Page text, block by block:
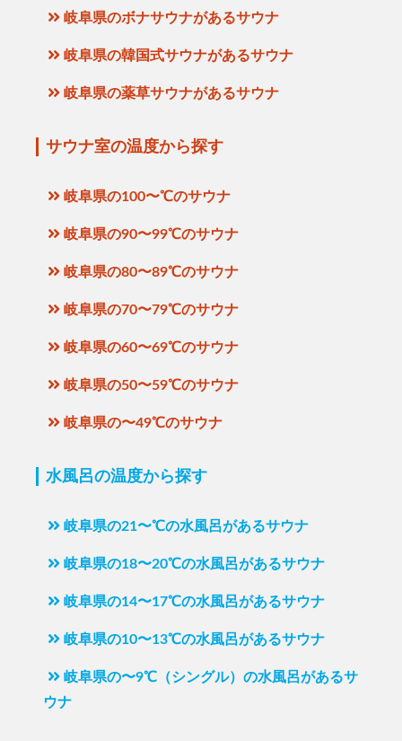
岐阜県のボナサウナがあるサウナ
岐阜県の韓国式サウナがあるサウナ
岐阜県の薬草サウナがあるサウナ
サウナ室の温度から探す
岐阜県の100〜℃のサウナ
岐阜県の90〜99℃のサウナ
岐阜県の80〜89℃のサウナ
岐阜県の70〜79℃のサウナ
岐阜県の60〜69℃のサウナ
岐阜県の50〜59℃のサウナ
岐阜県の〜49℃のサウナ
水風呂の温度から探す
岐阜県の21〜℃の水風呂があるサウナ
岐阜県の18〜20℃の水風呂があるサウナ
岐阜県の14〜17℃の水風呂があるサウナ
岐阜県の10〜13℃の水風呂があるサウナ
岐阜県の〜9℃（シングル）の水風呂があるサ
ウナ